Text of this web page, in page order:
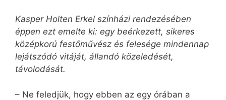
Kasper Holten Erkel színházi rendezésében
éppen ezt emelte ki: egy beérkezett, sikeres
középkorú festőművész és felesége mindennap
lejátszódó vitáját, állandó közeledését,
távolodását.
– Ne feledjük, hogy ebben az egy órában a